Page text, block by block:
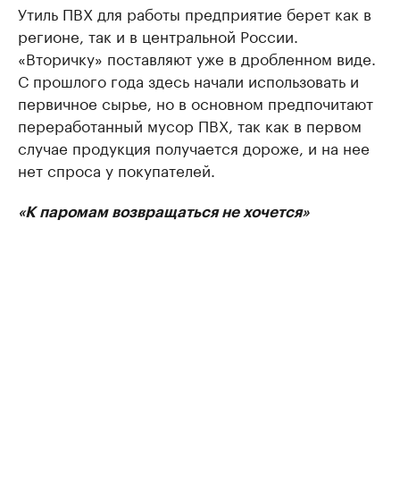
Утиль ПВХ для работы предприятие берет как в
регионе, так и в центральной России.
«Вторичку» поставляют уже в дробленном виде.
С прошлого года здесь начали использовать и
первичное сырье, но в основном предпочитают
переработанный мусор ПВХ, так как в первом
случае продукция получается дороже, и на нее
нет спроса у покупателей.
«К паромам возвращаться не хочется»